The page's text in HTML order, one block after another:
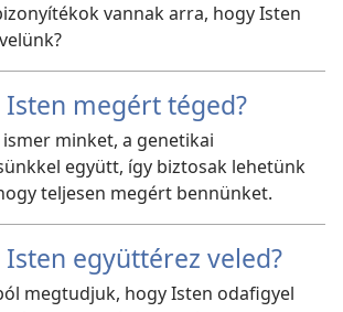
vannak arra, hogy Isten
Isten megért téged?
minket, a genetikai
együtt, így biztosak lehetünk
teljesen megért bennünket.
Isten együttérez veled?
megtudjuk, hogy Isten odafigyel